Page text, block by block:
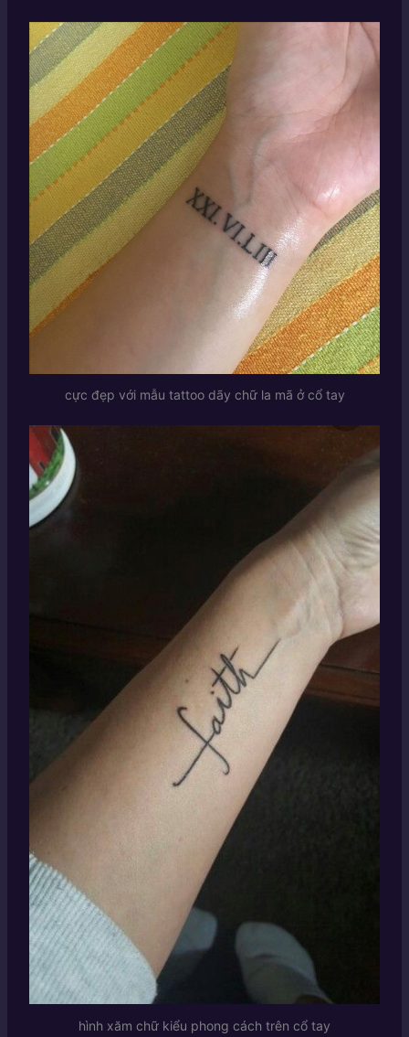
cực đẹp với mẫu tattoo dãy chữ la mã ở cổ tay
hình xăm chữ kiểu phong cách trên cổ tay